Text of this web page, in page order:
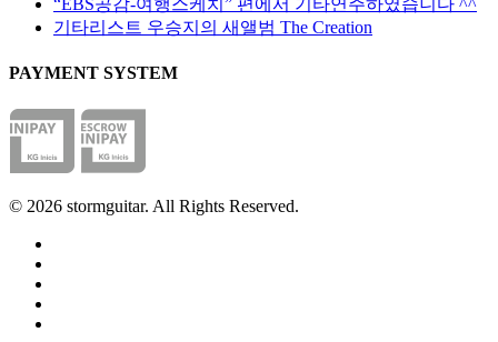
있
습
다
을
택
다
“EBS공감-여행스케치” 편에서 기타연주하였습니다 ^^
기타리스트 우승지의 새앨범 The Creation
PAYMENT SYSTEM
© 2026 stormguitar. All Rights Reserved.